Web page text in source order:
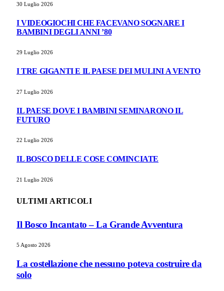
30 Luglio 2026
I VIDEOGIOCHI CHE FACEVANO SOGNARE I
BAMBINI DEGLI ANNI ’80
29 Luglio 2026
I TRE GIGANTI E IL PAESE DEI MULINI A VENTO
27 Luglio 2026
IL PAESE DOVE I BAMBINI SEMINARONO IL
FUTURO
22 Luglio 2026
IL BOSCO DELLE COSE COMINCIATE
21 Luglio 2026
ULTIMI ARTICOLI
Il Bosco Incantato – La Grande Avventura
5 Agosto 2026
La costellazione che nessuno poteva costruire da
solo